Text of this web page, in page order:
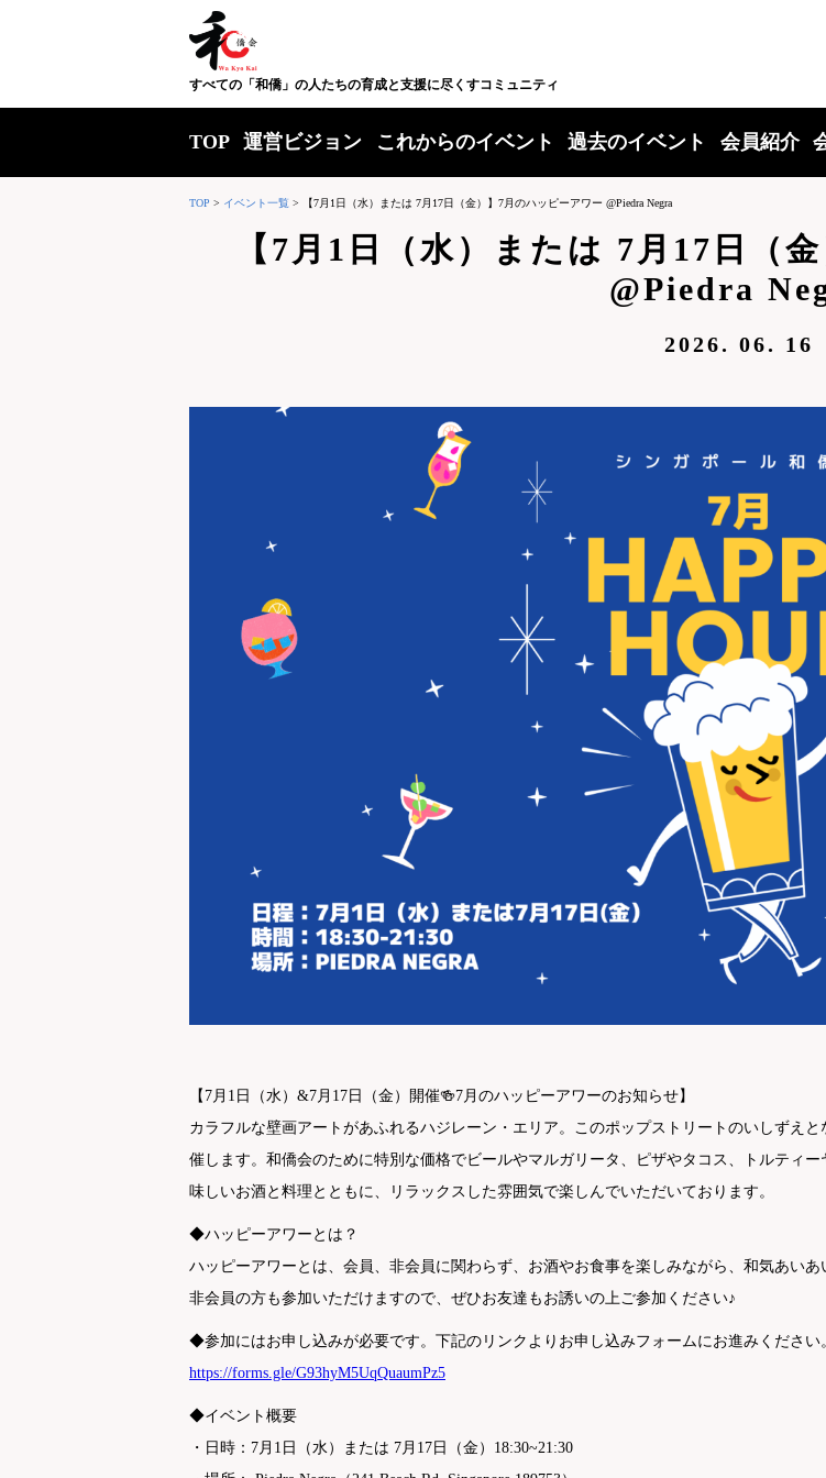
すべての「和僑」の人たちの育成と支援に尽くすコミュニティ
TOP 運営ビジョン これからのイベント 過去のイベント 会員紹介
TOP > イベント一覧 > 【7月1日（水）または 7月17日（金）】7月のハッピーアワー @Piedra Negra
【7月1日（水）または 7月17日（
@Piedra
2026. 06. 16
【 7月1日（水）&7月17日（金） 開催🍻7月のハッピーアワーのお知らせ】
カラフルな壁画アートがあふれるハジレーン・エリア。このポップストリートのいしずえ
催します。和僑会のために特別な価格でビールやマルガリータ、ピザやタコス、トルティ
味しいお酒と料理とともに、リラックスした雰囲気で楽しんでいただいております。
◆ハッピーアワーとは？
ハッピーアワーとは、会員、非会員に関わらず、お酒やお食事を楽しみながら、和気あいあ
非会員の方も参加いただけますので、ぜひお友達もお誘いの上ご参加ください♪
◆参加にはお申し込みが必要です。下記のリンクよりお申し込みフォームにお進みください
https://forms.gle/G93hyM5UqQuaumPz5
◆イベント概要
・日時：7月1日（水）または 7月17日（金） 18:30~21:30